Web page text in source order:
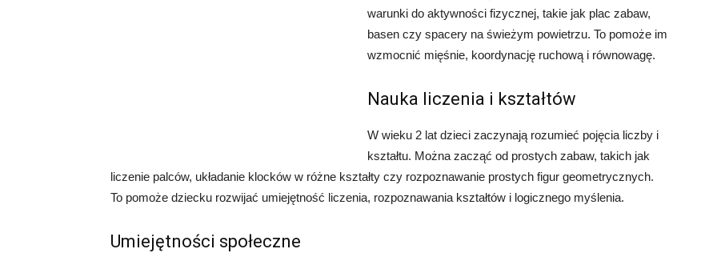
warunki do aktywności fizycznej, takie jak plac zabaw,
basen czy spacery na świeżym powietrzu. To pomoże im
wzmocnić mięśnie, koordynację ruchową i równowagę.
Nauka liczenia i kształtów
W wieku 2 lat dzieci zaczynają rozumieć pojęcia liczby i
kształtu. Można zacząć od prostych zabaw, takich jak
liczenie palców, układanie klocków w różne kształty czy rozpoznawanie prostych figur geometrycznych.
To pomoże dziecku rozwijać umiejętność liczenia, rozpoznawania kształtów i logicznego myślenia.
Umiejętności społeczne